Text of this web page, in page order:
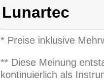
Lunartec
* Preise inklusive
** Diese Meinung
kontinuierlich als